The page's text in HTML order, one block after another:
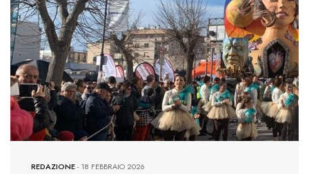
REDAZIONE-18 FEBBRAIO 2026